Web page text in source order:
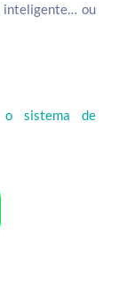
inteligente… ou
sistema de